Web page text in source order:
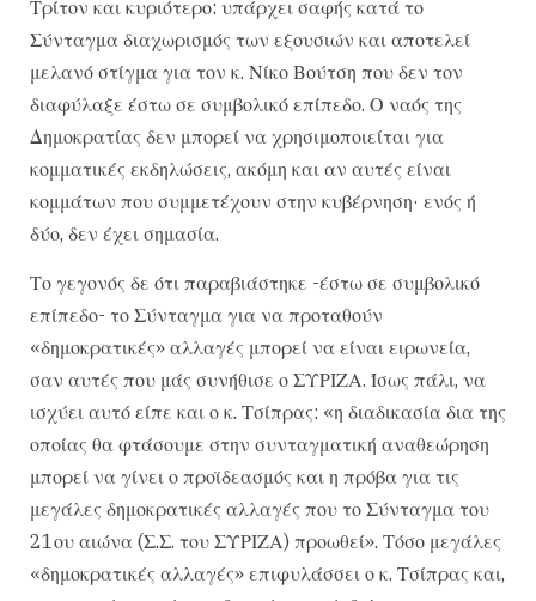
Τρίτον και κυριότερο: υπάρχει σαφής κατά το
Σύνταγμα διαχωρισμός των εξουσιών και αποτελεί
μελανό στίγμα για τον κ. Νίκο Βούτση που δεν τον
διαφύλαξε έστω σε συμβολικό επίπεδο. Ο ναός της
Δημοκρατίας δεν μπορεί να χρησιμοποιείται για
κομματικές εκδηλώσεις, ακόμη και αν αυτές είναι
κομμάτων που συμμετέχουν στην κυβέρνηση· ενός ή
δύο, δεν έχει σημασία.
Το γεγονός δε ότι παραβιάστηκε -έστω σε συμβολικό
επίπεδο- το Σύνταγμα για να προταθούν
«δημοκρατικές» αλλαγές μπορεί να είναι ειρωνεία,
σαν αυτές που μάς συνήθισε ο ΣΥΡΙΖΑ. Ίσως πάλι, να
ισχύει αυτό είπε και ο κ. Τσίπρας: «η διαδικασία δια της
οποίας θα φτάσουμε στην συνταγματική αναθεώρηση
μπορεί να γίνει ο προϊδεασμός και η πρόβα για τις
μεγάλες δημοκρατικές αλλαγές που το Σύνταγμα του
21ου αιώνα (Σ.Σ. του ΣΥΡΙΖΑ) προωθεί». Τόσο μεγάλες
«δημοκρατικές αλλαγές» επιφυλάσσει ο κ. Τσίπρας και,